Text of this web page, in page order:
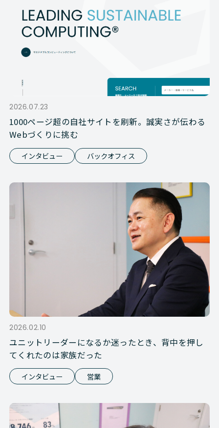
2026.07.23
1000ページ超の自社サイトを刷新。誠実さが伝わる
Webづくりに挑む
インタビュー バックオフィス
2026.02.10
ユニットリーダーになるか迷ったとき、背中を押し
てくれたのは家族だった
インタビュー 営業